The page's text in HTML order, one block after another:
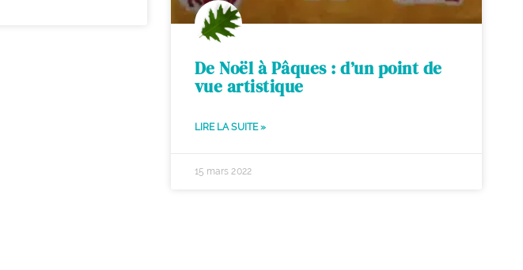
De Noël à Pâques : d’un point de
vue artistique
LIRE LA SUITE »
15 mars 2022